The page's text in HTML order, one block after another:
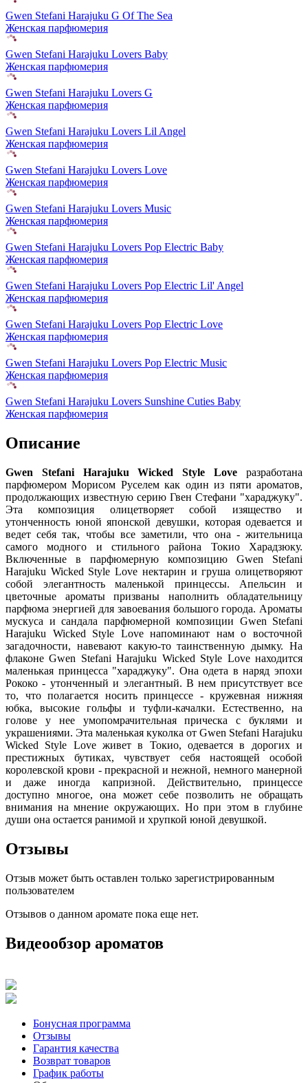
Gwen Stefani Harajuku G Of The Sea
Женская парфюмерия
Gwen Stefani Harajuku Lovers Baby
Женская парфюмерия
Gwen Stefani Harajuku Lovers G
Женская парфюмерия
Gwen Stefani Harajuku Lovers Lil Angel
Женская парфюмерия
Gwen Stefani Harajuku Lovers Love
Женская парфюмерия
Gwen Stefani Harajuku Lovers Music
Женская парфюмерия
Gwen Stefani Harajuku Lovers Pop Electric Baby
Женская парфюмерия
Gwen Stefani Harajuku Lovers Pop Electric Lil' Angel
Женская парфюмерия
Gwen Stefani Harajuku Lovers Pop Electric Love
Женская парфюмерия
Gwen Stefani Harajuku Lovers Pop Electric Music
Женская парфюмерия
Gwen Stefani Harajuku Lovers Sunshine Cuties Baby
Женская парфюмерия
Описание
Gwen Stefani Harajuku Wicked Style Love разработана
парфюмером Морисом Руселем как один из пяти ароматов,
продолжающих известную серию Гвен Стефани "хараджуку".
Эта композиция олицетворяет собой изящество и
утонченность юной японской девушки, которая одевается и
ведет себя так, чтобы все заметили, что она - жительница
самого модного и стильного района Токио Харадзюку.
Включенные в парфюмерную композицию Gwen Stefani
Harajuku Wicked Style Love нектарин и груша олицетворяют
собой элегантность маленькой принцессы. Апельсин и
цветочные ароматы призваны наполнить обладательницу
парфюма энергией для завоевания большого города. Ароматы
мускуса и сандала парфюмерной композиции Gwen Stefani
Harajuku Wicked Style Love напоминают нам о восточной
загадочности, навевают какую-то таинственную дымку. На
флаконе Gwen Stefani Harajuku Wicked Style Love находится
маленькая принцесса "хараджуку". Она одета в наряд эпохи
Рококо - утонченный и элегантный. В нем присутствует все
то, что полагается носить принцессе - кружевная нижняя
юбка, высокие гольфы и туфли-качалки. Естественно, на
голове у нее умопомрачительная прическа с буклями и
украшениями. Эта маленькая куколка от Gwen Stefani Harajuku
Wicked Style Love живет в Токио, одевается в дорогих и
престижных бутиках, чувствует себя настоящей особой
королевской крови - прекрасной и нежной, немного манерной
и даже иногда капризной. Действительно, принцессе
доступно многое, она может себе позволить не обращать
внимания на мнение окружающих. Но при этом в глубине
души она остается ранимой и хрупкой юной девушкой.
Отзывы
Отзыв может быть оставлен только зарегистрированным
пользователем
Отзывов о данном аромате пока еще нет.
Видеообзор ароматов
Бонусная программа
Отзывы
Гарантия качества
Возврат товаров
График работы